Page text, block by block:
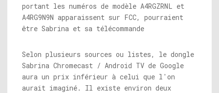
portant les numéros de modèle A4RGZRNL et
A4RG9N9N apparaissent sur FCC, pourraient
être Sabrina et sa télécommande
Selon plusieurs sources ou listes, le dongle
Sabrina Chromecast / Android TV de Google
aura un prix inférieur à celui que l'on
aurait imaginé. Il existe environ deux